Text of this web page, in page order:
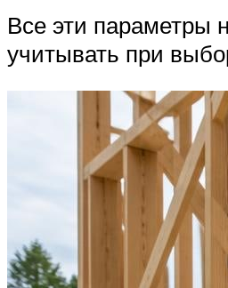
Все эти параметры
учитывать при